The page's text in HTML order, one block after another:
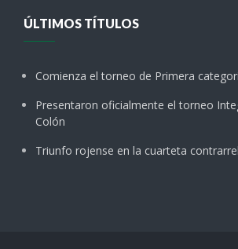
ÚLTIMOS TÍTULOS
Comienza el torneo de Primera
Presentaron oficialmente el torneo
Colón
Triunfo rojense en la cuarteta